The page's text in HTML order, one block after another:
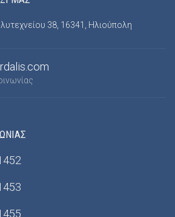
38, 16341, Ηλιούπολη